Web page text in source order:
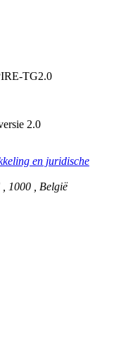
TG2.0
2.0
en juridische
1000
België